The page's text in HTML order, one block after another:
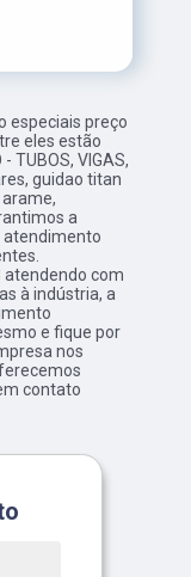
especiais preço
eles estão
TUBOS, VIGAS,
guidao titan
a
atendimento
atendendo com
à indústria, a
e fique por
nos
contato